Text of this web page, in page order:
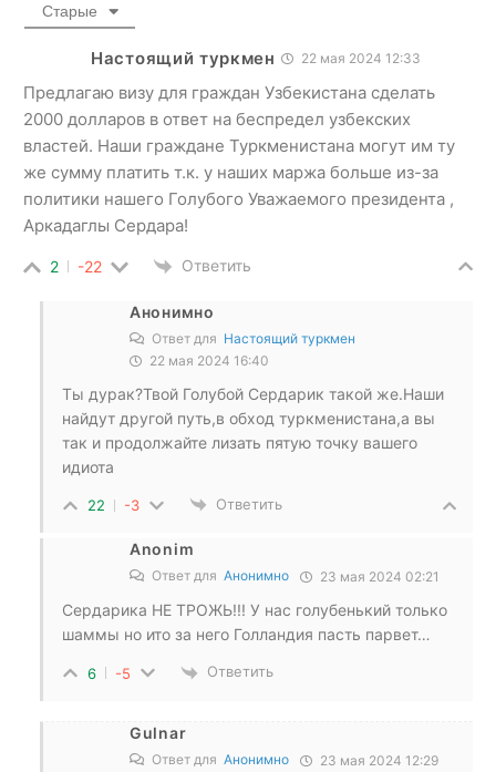
Старые
Настоящий туркмен 22 мая 2024 12:33
Предлагаю визу для граждан Узбекистана сделать
2000 долларов в ответ на беспредел узбекских
властей. Наши граждане Туркменистана могут им ту
же сумму платить т.к. у наших маржа больше из-за
политики нашего Голубого Уважаемого президента ,
Аркадаглы Сердара!
2 -22 Ответить
Анонимно
Ответ для Настоящий туркмен
22 мая 2024 16:40
Ты дурак?Твой Голубой Сердарик такой же.Наши
найдут другой путь,в обход туркменистана,а вы
так и продолжайте лизать пятую точку вашего
идиота
22 -3 Ответить
Anonim
Ответ для Анонимно 23 мая 2024 02:21
Сердарика НЕ ТРОЖЬ!!! У нас голубенький только
шаммы но ито за него Голландия пасть парвет…
6 -5 Ответить
Gulnar
Ответ для Анонимно 23 мая 2024 12:29